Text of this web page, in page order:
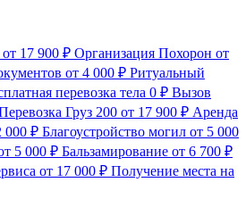
от 17 900 ₽ Организация Похорон от
от 4 000 ₽ Ритуальный
перевозка тела 0 ₽ Вызов
Груз 200 от 17 900 ₽ Аренда
000 ₽ Благоустройство могил от 5 000
5 000 ₽ Бальзамирование от 6 700 ₽
от 17 000 ₽ Получение места на